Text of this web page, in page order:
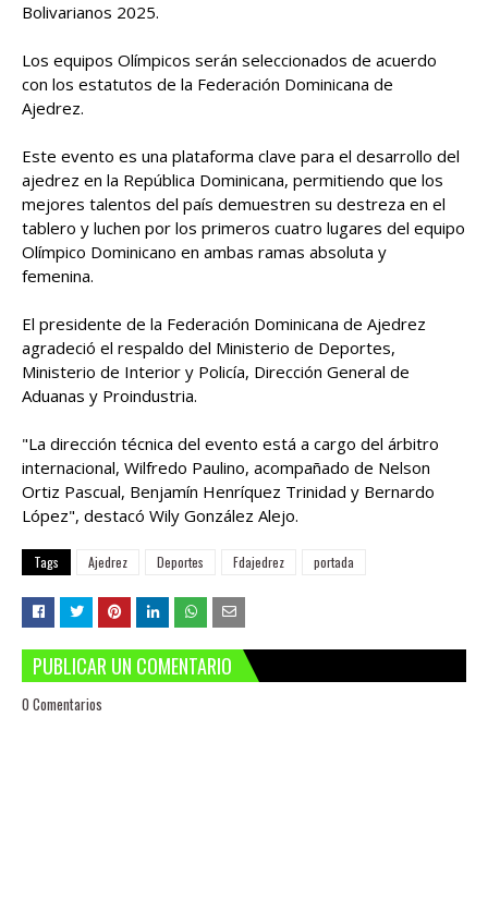
Bolivarianos 2025.
Los equipos Olímpicos serán seleccionados de acuerdo
con los estatutos de la Federación Dominicana de
Ajedrez.
Este evento es una plataforma clave para el desarrollo del
ajedrez en la República Dominicana, permitiendo que los
mejores talentos del país demuestren su destreza en el
tablero y luchen por los primeros cuatro lugares del equipo
Olímpico Dominicano en ambas ramas absoluta y
femenina.
El presidente de la Federación Dominicana de Ajedrez
agradeció el respaldo del Ministerio de Deportes,
Ministerio de Interior y Policía, Dirección General de
Aduanas y Proindustria.
"La dirección técnica del evento está a cargo del árbitro
internacional, Wilfredo Paulino, acompañado de Nelson
Ortiz Pascual, Benjamín Henríquez Trinidad y Bernardo
López", destacó Wily González Alejo.
Tags Ajedrez Deportes Fdajedrez portada
PUBLICAR UN COMENTARIO
0 Comentarios